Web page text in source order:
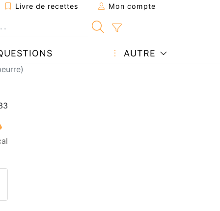
Livre de recettes Mon compte
AUTRE
votre photo de cette